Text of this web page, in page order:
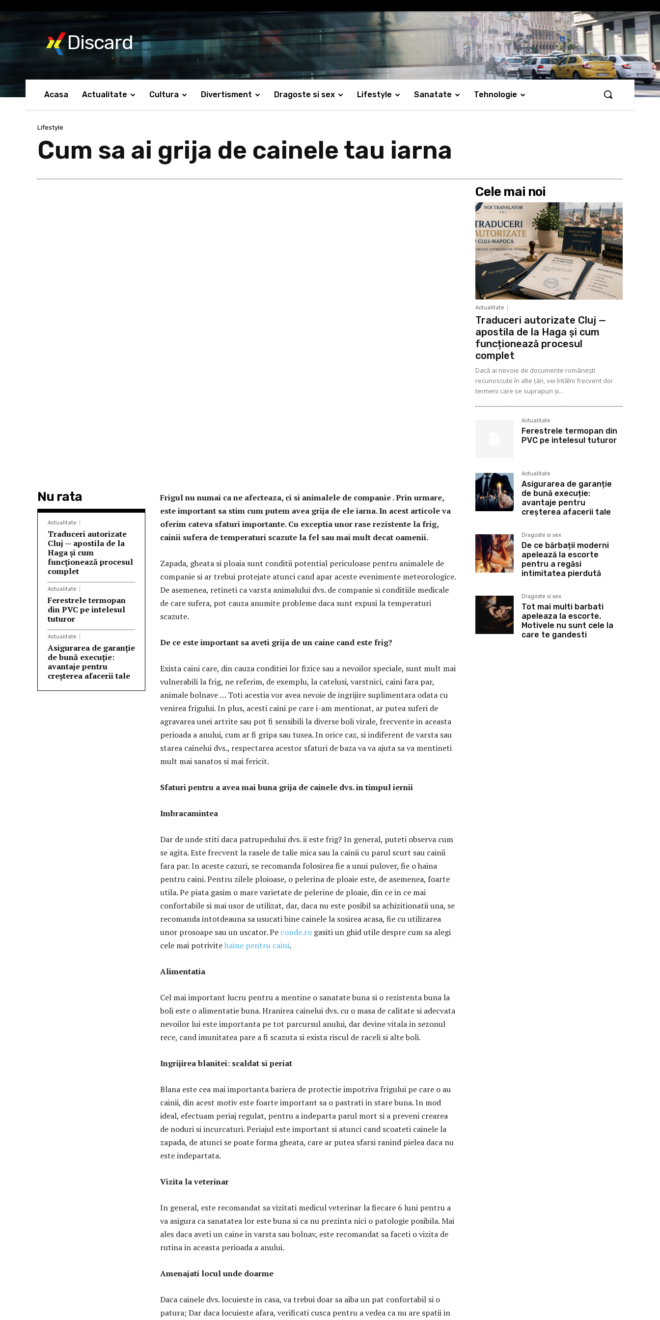
Discard
Acasa Actualitate Cultura Divertisment Dragoste si sex Lifestyle Sanatate Tehnologie
Lifestyle
Cum sa ai grija de cainele tau iarna
Nu rata
Actualitate
Traduceri autorizate
Cluj — apostila de la
Haga și cum
funcționează procesul
complet
Actualitate
Ferestrele termopan
din PVC pe intelesul
tuturor
Actualitate
Asigurarea de garanție
de bună execuție:
avantaje pentru
creșterea afacerii tale
Frigul nu numai ca ne afecteaza, ci si animalele de companie . Prin urmare,
este important sa stim cum putem avea grija de ele iarna. In acest articole va
oferim cateva sfaturi importante. Cu exceptia unor rase rezistente la frig,
cainii sufera de temperaturi scazute la fel sau mai mult decat oamenii.
Zapada, gheata si ploaia sunt conditii potential periculoase pentru animalele de
companie si ar trebui protejate atunci cand apar aceste evenimente meteorologice.
De asemenea, retineti ca varsta animalului dvs. de companie si conditiile medicale
de care sufera, pot cauza anumite probleme daca sunt expusi la temperaturi
scazute.
De ce este important sa aveti grija de un caine cand este frig?
Exista caini care, din cauza conditiei lor fizice sau a nevoilor speciale, sunt mult mai
vulnerabili la frig, ne referim, de exemplu, la catelusi, varstnici, caini fara par,
animale bolnave … Toti acestia vor avea nevoie de ingrijire suplimentara odata cu
venirea frigului. In plus, acesti caini pe care i-am mentionat, ar putea suferi de
agravarea unei artrite sau pot fi sensibili la diverse boli virale, frecvente in aceasta
perioada a anului, cum ar fi gripa sau tusea. In orice caz, si indiferent de varsta sau
starea cainelui dvs., respectarea acestor sfaturi de baza va va ajuta sa va mentineti
mult mai sanatos si mai fericit.
Sfaturi pentru a avea mai buna grija de cainele dvs. in timpul iernii
Imbracamintea
Dar de unde stiti daca patrupedului dvs. ii este frig? In general, puteti observa cum
se agita. Este frecvent la rasele de talie mica sau la cainii cu parul scurt sau cainii
fara par. In aceste cazuri, se recomanda folosirea fie a unui pulover, fie o haina
pentru caini. Pentru zilele ploioase, o pelerina de ploaie este, de asemenea, foarte
utila. Pe piata gasim o mare varietate de pelerine de ploaie, din ce in ce mai
confortabile si mai usor de utilizat, dar, daca nu este posibil sa achizitionatii una, se
recomanda intotdeauna sa usucati bine cainele la sosirea acasa, fie cu utilizarea
unor prosoape sau un uscator. Pe conde.ro gasiti un ghid utile despre cum sa alegi
cele mai potrivitehaine pentru caini.
Alimentatia
Cel mai important lucru pentru a mentine o sanatate buna si o rezistenta buna la
boli este o alimentatie buna. Hranirea cainelui dvs. cu o masa de calitate si adecvata
nevoilor lui este importanta pe tot parcursul anului, dar devine vitala in sezonul
rece, cand imunitatea pare a fi scazuta si exista riscul de raceli si alte boli.
Ingrijirea blanitei: scaldat si periat
Blana este cea mai importanta bariera de protectie impotriva frigului pe care o au
cainii, din acest motiv este foarte important sa o pastrati in stare buna. In mod
ideal, efectuam periaj regulat, pentru a indeparta parul mort si a preveni crearea
de noduri si incurcaturi. Periajul este important si atunci cand scoateti cainele la
zapada, de atunci se poate forma gheata, care ar putea sfarsi ranind pielea daca nu
este indepartata.
Vizita la veterinar
In general, este recomandat sa vizitati medicul veterinar la fiecare 6 luni pentru a
va asigura ca sanatatea lor este buna si ca nu prezinta nici o patologie posibila. Mai
ales daca aveti un caine in varsta sau bolnav, este recomandat sa faceti o vizita de
rutina in aceasta perioada a anului.
Amenajati locul unde doarme
Daca cainele dvs. locuieste in casa, va trebui doar sa aiba un pat confortabil si o
patura; Dar daca locuieste afara, verificati cusca pentru a vedea ca nu are spatii in
Cele mai noi
Actualitate
Traduceri autorizate Cluj —
apostila de la Haga și cum
funcționează procesul
complet
Dacă ai nevoie de documente românești
recunoscute în alte țări, vei întâlni frecvent doi
termeni care se suprapun și...
Actualitate
Ferestrele termopan din
PVC pe intelesul tuturor
Actualitate
Asigurarea de garanție
de bună execuție:
avantaje pentru
creșterea afacerii tale
Dragoste si sex
De ce bărbații moderni
apelează la escorte
pentru a regăsi
intimitatea pierdută
Dragoste si sex
Tot mai multi barbati
apeleaza la escorte.
Motivele nu sunt cele la
care te gandesti